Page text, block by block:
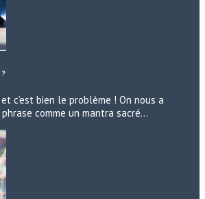
c’est bien le problème ! On nous a
comme un mantra sacré…